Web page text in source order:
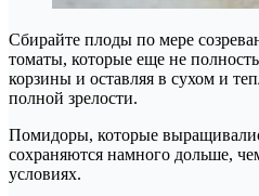
Сбирайте плоды по мере
томаты, которые еще не
корзины и оставляя в сухом и
полной зрелости.
Помидоры, которые
сохраняются намного дольше,
условиях.